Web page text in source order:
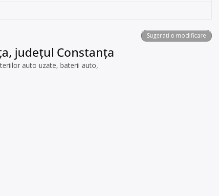
Sugerați o modificare
județul Constanța
auto uzate, baterii auto,